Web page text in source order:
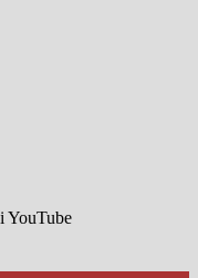
YouTube